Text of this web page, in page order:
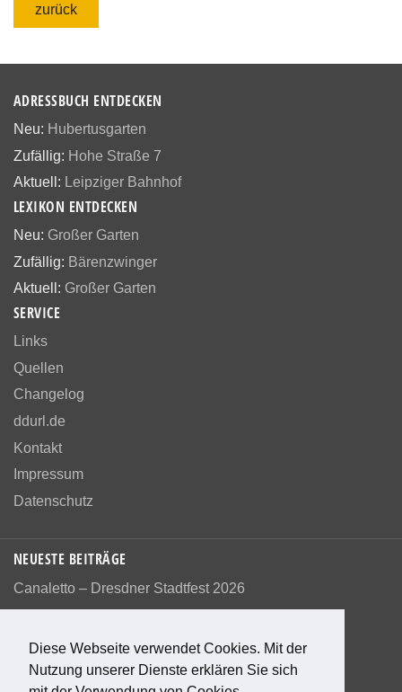
Diese Webseite verwendet Cookies. Mit der
Nutzung unserer Dienste erklären Sie sich
zurück
ADRESSBUCH ENTDECKEN
Neu: Hubertusgarten
Zufällig: Hohe Straße 7
Aktuell: Leipziger Bahnhof
LEXIKON ENTDECKEN
Neu: Großer Garten
Zufällig: Bärenzwinger
Aktuell: Großer Garten
SERVICE
Links
Quellen
Changelog
ddurl.de
Kontakt
Impressum
Datenschutz
NEUESTE BEITRÄGE
Canaletto – Dresdner Stadtfest 2026
Bewerte diese Seite